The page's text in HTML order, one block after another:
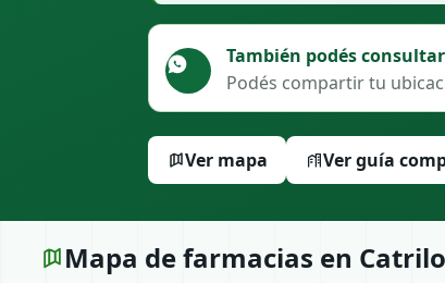
También podés
Podés compartir tu
Ver mapa Ver guía
Mapa de farmacias en Catrilo